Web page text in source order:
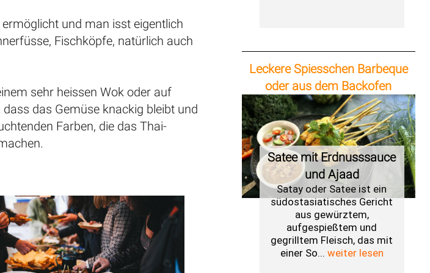
und man isst eigentlich
Fischköpfe, natürlich auch
sehr heissen Wok oder auf
das Gemüse knackig bleibt und
Farben, die das Thai-
Leckere Spiesschen Barbeque
oder aus dem Backofen
Satee mit Erdnusssauce
und Ajaad
Satay oder Satee ist ein
südostasiatisches Gericht
aus gewürztem,
aufgespießtem und
gegrilltem Fleisch, das mit
einer So... weiter lesen